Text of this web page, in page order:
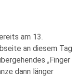
am 13.
an diesem Tag
„Finger
dann länger